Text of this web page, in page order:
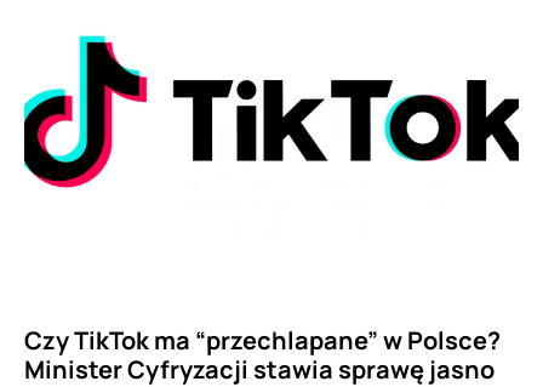
Czy TikTok ma “przechlapane” w Polsce?
Minister Cyfryzacji stawia sprawę jasno